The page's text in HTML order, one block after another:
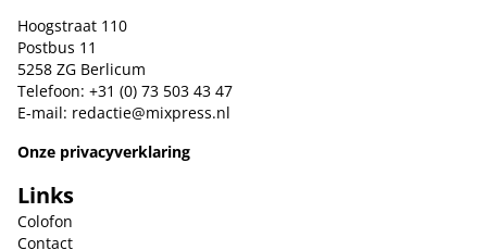
Hoogstraat 110
Postbus 11
5258 ZG Berlicum
Telefoon: +31 (0) 73 503 43 47
E-mail: redactie@mixpress.nl
Onze privacyverklaring
Links
Colofon
Contact